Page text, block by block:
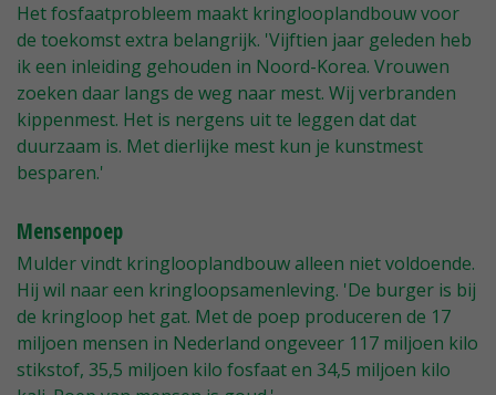
Het fosfaatprobleem maakt kringlooplandbouw voor
de toekomst extra belangrijk. 'Vijftien jaar geleden heb
ik een inleiding gehouden in Noord-Korea. Vrouwen
zoeken daar langs de weg naar mest. Wij verbranden
kippenmest. Het is nergens uit te leggen dat dat
duurzaam is. Met dierlijke mest kun je kunstmest
besparen.'
Mensenpoep
Mulder vindt kringlooplandbouw alleen niet voldoende.
Hij wil naar een kringloopsamenleving. 'De burger is bij
de kringloop het gat. Met de poep produceren de 17
miljoen mensen in Nederland ongeveer 117 miljoen kilo
stikstof, 35,5 miljoen kilo fosfaat en 34,5 miljoen kilo